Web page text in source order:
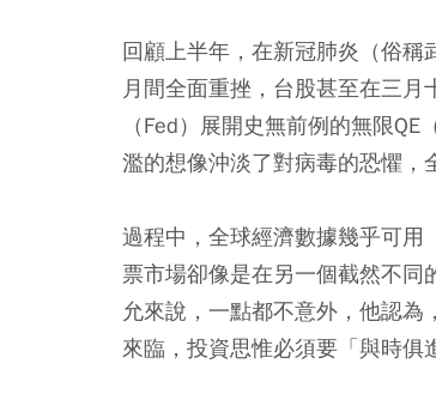
回顧上半年，在新冠肺炎（俗稱
月間全面重挫，台股甚至在三
（Fed）展開史無前例的無限
濫的想像沖淡了對病毒的恐懼，
過程中，全球經濟數據幾乎可用
票市場卻像是在另一個截然不
允來說，一點都不意外，他認
來臨，投資思惟必須要「與時俱